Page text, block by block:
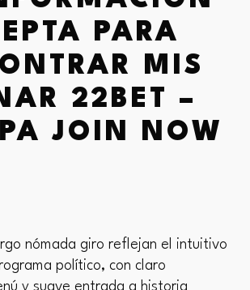
PARA
MIS
22BET –
JOIN NOW
nómada giro reflejan el intuitivo
político, con claro
y suave entrada a historia